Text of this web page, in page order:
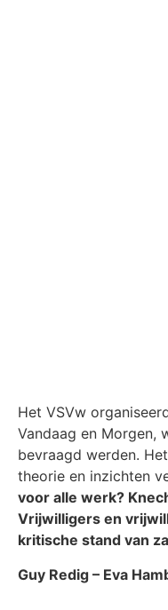
Het VSVw
Vandaag en Morgen,
bevraagd werden.
theorie en inzichten
voor alle werk?
Vrijwilligers en
kritische stand van
Guy Redig – Eva